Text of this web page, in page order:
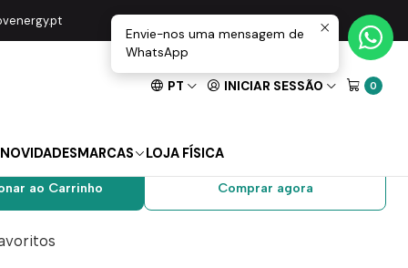
PT INICIAR SESSÃO 0
NOVIDADESMARCAS LOJA FÍSICA
Segurança Roger
ao Carrinho Comprar agora
Envie-nos uma mensagem de
WhatsApp